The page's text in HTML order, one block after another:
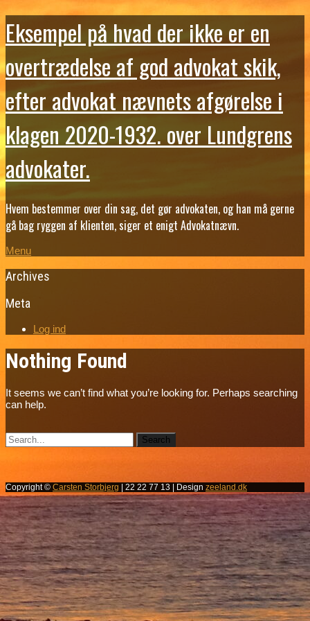
Eksempel på hvad der ikke er en
overtrædelse af god advokat skik,
efter advokat nævnets afgørelse i
klagen 2020-1932. over Lundgrens
advokater.
Hvem bestemmer over din sag, det gør advokaten, og han må gerne
gå bag ryggen af klienten, siger et enigt Advokatnævn.
Menu
Archives
Meta
Log ind
Nothing Found
It seems we can’t find what you’re looking for. Perhaps searching
can help.
Copyright © Carsten Storbjerg | 22 22 77 13 | Design zeeland.dk